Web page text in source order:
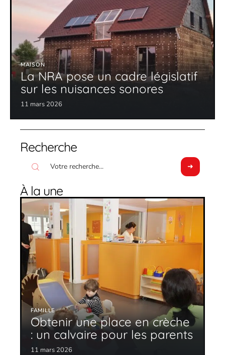
MAISON
La NRA pose un cadre législatif
sur les nuisances sonores
11 mars 2026
Recherche
À la une
FAMILLE
Obtenir une place en crèche
: un calvaire pour les parents
11 mars 2026